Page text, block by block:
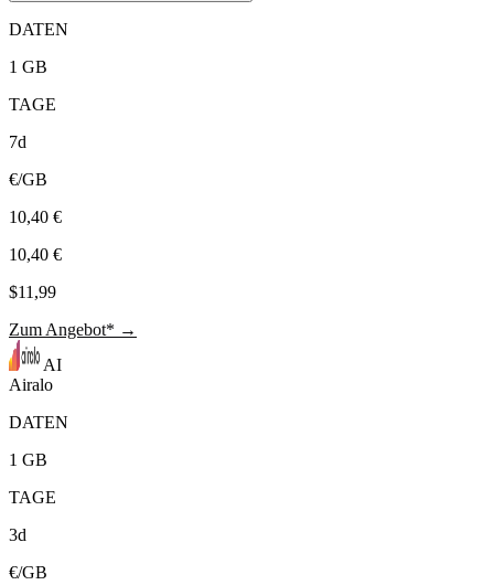
DATEN
1 GB
TAGE
7d
€/GB
10,40 €
10,40 €
$11,99
Zum Angebot* →
AI
Airalo
DATEN
1 GB
TAGE
3d
€/GB